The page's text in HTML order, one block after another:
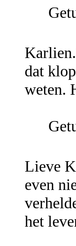
dat
weten.
Lieve
even
het